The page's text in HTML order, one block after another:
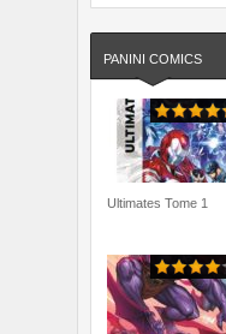
PANINI COMICS
Ultimates Tome 1